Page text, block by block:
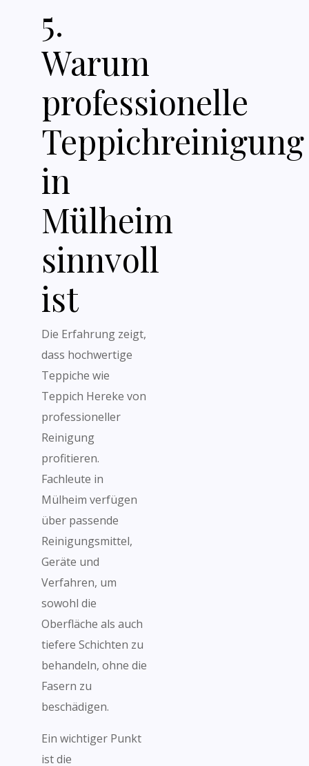
5.
Warum
professionelle
Teppichreinigung
in
Mülheim
sinnvoll
ist
Die Erfahrung zeigt,
dass hochwertige
Teppiche wie
Teppich Hereke von
professioneller
Reinigung
profitieren.
Fachleute in
Mülheim verfügen
über passende
Reinigungsmittel,
Geräte und
Verfahren, um
sowohl die
Oberfläche als auch
tiefere Schichten zu
behandeln, ohne die
Fasern zu
beschädigen.
Ein wichtiger Punkt
ist die